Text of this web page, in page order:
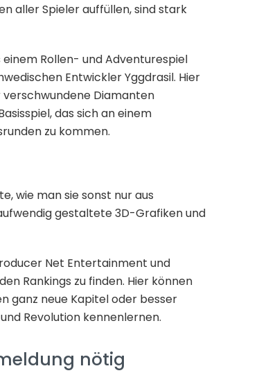
aller Spieler auffüllen, sind stark
Rollen- und Adventurespiel
Entwickler Yggdrasil. Hier
verschwundene Diamanten
das sich an einem
zu kommen.
wie man sie sonst nur aus
gestaltete 3D-Grafiken und
Net Entertainment und
Rankings zu finden. Hier können
ganz neue Kapitel oder besser
Revolution kennenlernen.
nötig